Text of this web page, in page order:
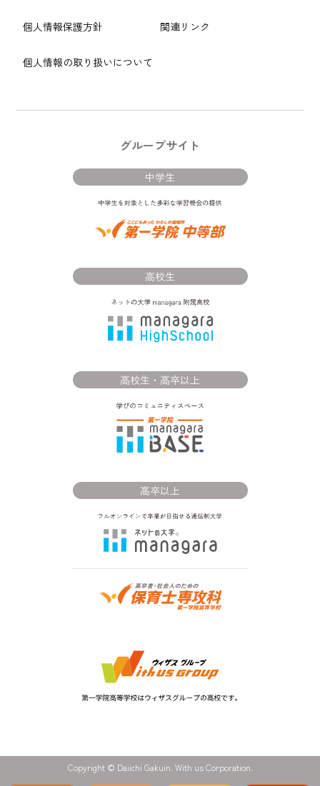
個人情報保護方針
個人情報の取り扱いについて
関連リンク
グループサイト
中学生
高校生
高校生・高卒以上
高卒以上
Copyright © Daiichi Gakuin. With us Corporation.